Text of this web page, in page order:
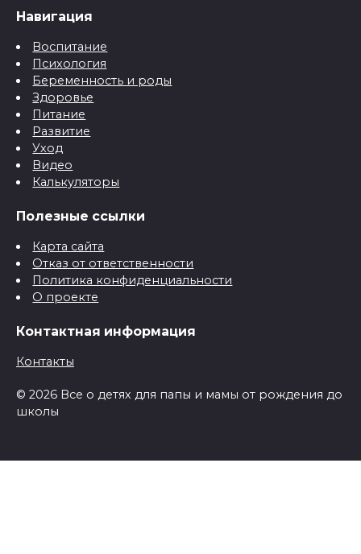
Навигация
Воспитание
Психология
Беременность и роды
Здоровье
Питание
Развитие
Уход
Видео
Калькуляторы
Полезные ссылки
Карта сайта
Отказ от ответственности
Политика конфиденциальности
О проекте
Контактная информация
Контакты
© 2026 Все о детях для папы и мамы от рождения до
школы